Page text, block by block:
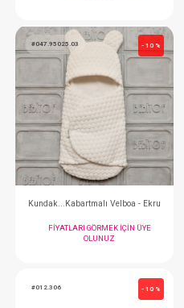
FIYATLARI GÖRMEK IÇIN ÜYE
OLUNUZ
#047.95025.03